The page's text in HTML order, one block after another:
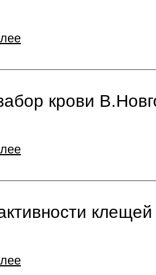
крови
клещей